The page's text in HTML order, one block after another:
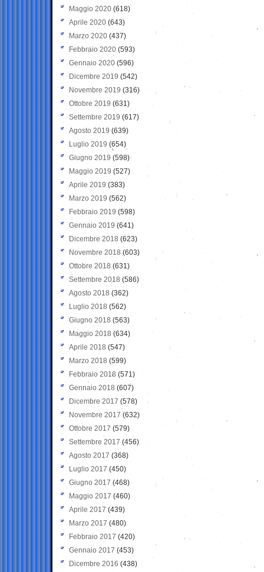
Maggio 2020 (618)
Aprile 2020 (643)
Marzo 2020 (437)
Febbraio 2020 (593)
Gennaio 2020 (596)
Dicembre 2019 (542)
Novembre 2019 (316)
Ottobre 2019 (631)
Settembre 2019 (617)
Agosto 2019 (639)
Luglio 2019 (654)
Giugno 2019 (598)
Maggio 2019 (527)
Aprile 2019 (383)
Marzo 2019 (562)
Febbraio 2019 (598)
Gennaio 2019 (641)
Dicembre 2018 (623)
Novembre 2018 (603)
Ottobre 2018 (631)
Settembre 2018 (586)
Agosto 2018 (362)
Luglio 2018 (562)
Giugno 2018 (563)
Maggio 2018 (634)
Aprile 2018 (547)
Marzo 2018 (599)
Febbraio 2018 (571)
Gennaio 2018 (607)
Dicembre 2017 (578)
Novembre 2017 (632)
Ottobre 2017 (579)
Settembre 2017 (456)
Agosto 2017 (368)
Luglio 2017 (450)
Giugno 2017 (468)
Maggio 2017 (460)
Aprile 2017 (439)
Marzo 2017 (480)
Febbraio 2017 (420)
Gennaio 2017 (453)
Dicembre 2016 (438)